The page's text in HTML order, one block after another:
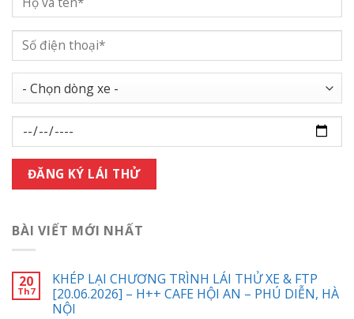
BÀI VIẾT MỚI NHẤT
20
Th7
KHÉP LẠI CHƯƠNG TRÌNH LÁI THỬ XE & FTP
[20.06.2026] – H++ CAFE HỘI AN – PHÚ DIỄN, HÀ
NỘI